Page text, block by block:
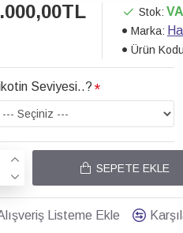
Stok:
Marka:
Ürün
Seviyesi..?
SEPETE EKLE
Listeme Ekle